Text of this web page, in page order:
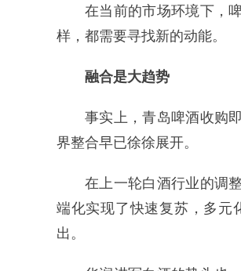
在当前的市场环境下，
样，都需要寻找新的动能。
融合是大趋势
事实上，青岛啤酒收购
界整合早已徐徐展开。
在上一轮白酒行业的调
端化实现了快速复苏，多元
出。